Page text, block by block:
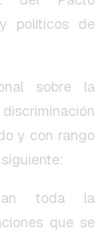
políticos de
sobre la
y con rango
toda la
que se